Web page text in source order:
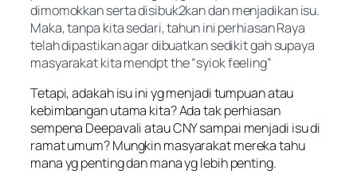
dimomokkan serta disibuk2kan dan menjadikan isu.
Maka, tanpa kita sedari, tahun ini perhiasan Raya
telah dipastikan agar dibuatkan sedikit gah supaya
masyarakat kita mendptthe “syiok feeling”
Tetapi, adakah isu ini yg menjadi tumpuan atau
kebimbangan utama kita? Ada tak perhiasan
sempena Deepavali atau CNY sampai menjadi isu di
ramat umum? Mungkin masyarakat mereka tahu
mana yg penting dan mana yg lebih penting.